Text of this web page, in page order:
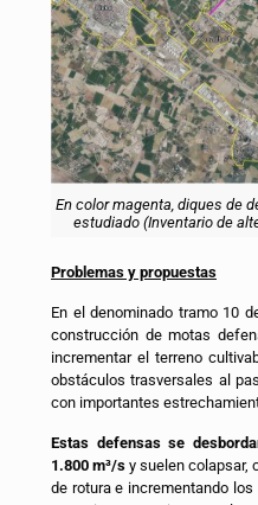
En color magenta, diques de
estudiado (Inventario de
Problemas y propuestas
En el denominado tramo 10
construcción de motas
incrementar el terreno
obstáculos trasversales al
con importantes
Estas defensas se
1.800 m³/s y suelen colapsar,
de rotura e incrementando